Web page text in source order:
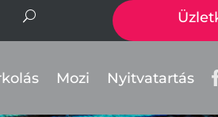
Mozi Nyitvatartás